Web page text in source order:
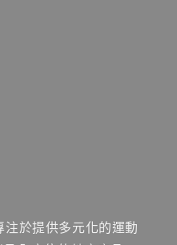
於提供多元化的運動